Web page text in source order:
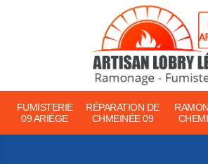
FUMISTERIE
09 ARIÈGE
RÉPARATION DE
CHMEINÉE 09